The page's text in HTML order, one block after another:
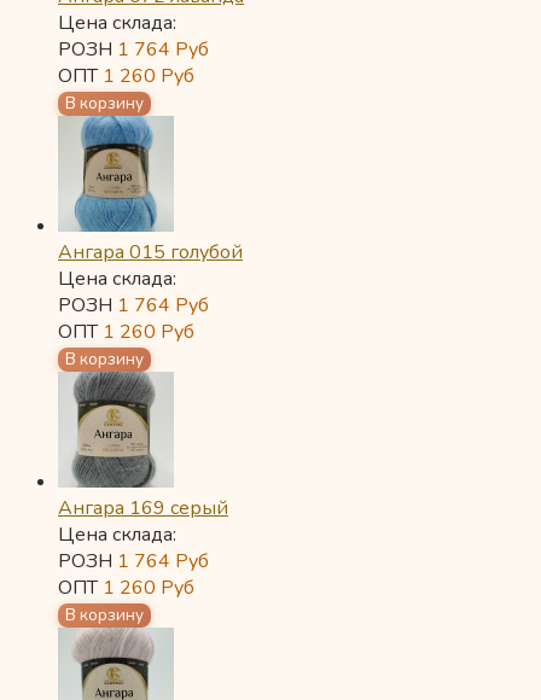
Цена склада:
РОЗН 1 764 Руб
ОПТ 1 260 Руб
Ангара 015 голубой
Цена склада:
РОЗН 1 764 Руб
ОПТ 1 260 Руб
Ангара 169 серый
Цена склада:
РОЗН 1 764 Руб
ОПТ 1 260 Руб